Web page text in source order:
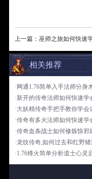
上一篇： 巫师之旅如何快速
相关推荐
·网通1.76简单入手法师分身
·新开的传奇法师如何快速学
·大妖精传奇手把手教你学会
·传奇有多火法师如何快速学
·传奇血条战士如何修炼惊邪
·龙纹传奇,如何过去和红野猪
·1.76烽火简单分析道士心灵